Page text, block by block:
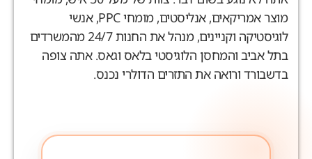
מוצר אמריקאים, אנליסטים, מומחי PPC, אנשי
לוגיסטיקה וקניינים, מנהל את החנות 24/7 מהמשרדים
אביב והמחסן הלוגיסטי בלאס וגאס. אתה צופה
ורואה את התזרים הדולרי נכנס.